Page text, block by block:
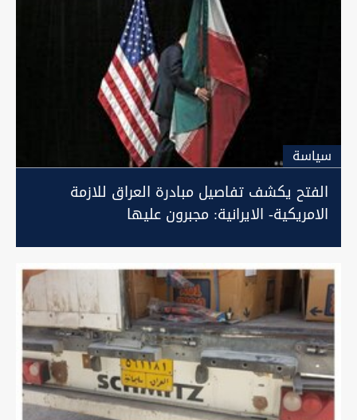
سیاسة
الفتح يكشف تفاصيل مبادرة العراق للازمة
الامريكية- الايرانية: مجبرون عليها